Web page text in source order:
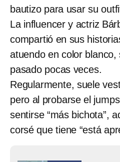
bautizo para usar su
La influencer y actriz
compartió en sus
atuendo en color
pasado pocas veces.
Regularmente, suele
pero al probarse el
sentirse “más bichota”,
corsé que tiene “está